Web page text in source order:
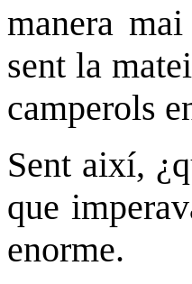
manera
sent la
camperols
Sent així,
que
enorme.